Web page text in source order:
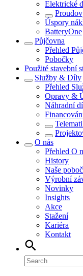
Elektrické
Úspory
BatteryOne
Půjčovna
Přehled
Pobočky
Použité stavební
Služby & Díly
Přehled
Opravy &
Náhradní
O nás
Přehled O
History
Naše
Výrobní
Novinky
Insights
Akce
Stažení
Kariéra
Kontakt